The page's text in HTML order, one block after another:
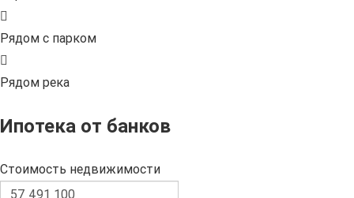
Рядом с парком
Рядом река
Ипотека от банков
Стоимость недвижимости